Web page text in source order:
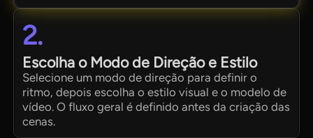
2.
Escolha o Modo de Direção e Estilo
Selecione um modo de direção para definir o
ritmo, depois escolha o estilo visual e o modelo de
vídeo. O fluxo geral é definido antes da criação das
cenas.